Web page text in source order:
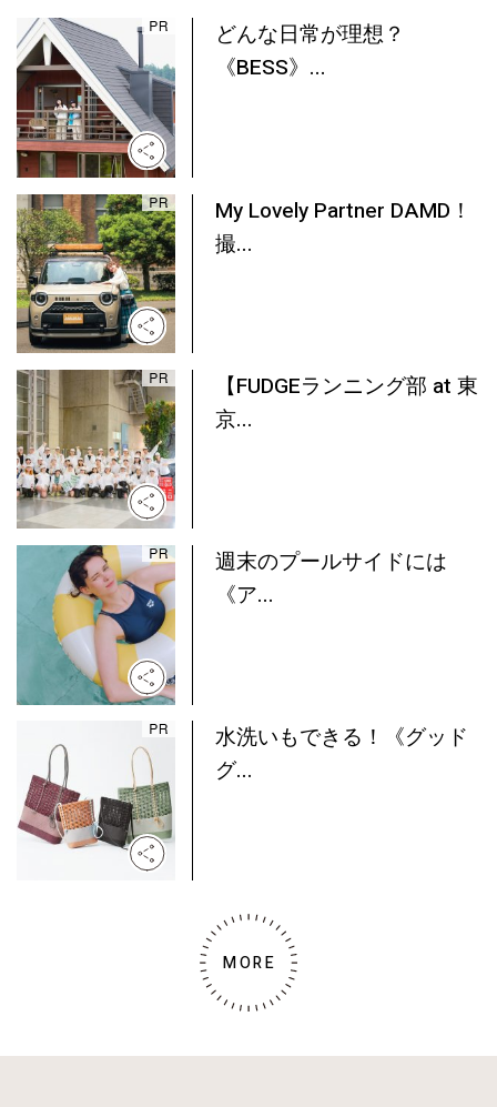
どんな日常が理想？
《BESS》...
My Lovely Partner DAMD！
撮...
【FUDGEランニング部 at 東
京...
週末のプールサイドには
《ア...
水洗いもできる！《グッド
グ...
MORE